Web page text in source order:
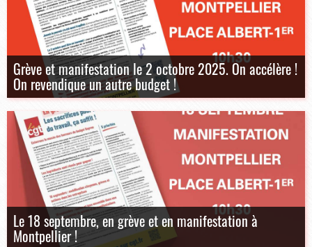
Grève et manifestation le 2 octobre 2025. On accélère !
On revendique un autre budget !
Le 18 septembre, en grève et en manifestation à
Montpellier !